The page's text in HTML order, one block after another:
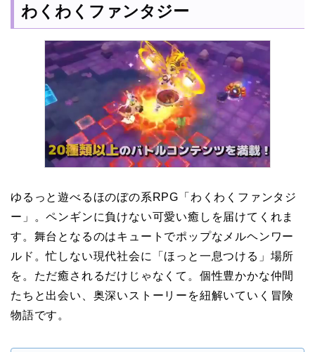
わくわくファンタジー
ゆるっと遊べるほのぼの系RPG「わくわくファンタジ
ー」。ペンギンに負けない可愛い癒しを届けてくれま
す。舞台となるのはキュートでポップなメルヘンワー
ルド。忙しない現代社会に「ほっと一息つける」場所
を。ただ癒されるだけじゃなくて。個性豊かかな仲間
たちと出会い、奥深いストーリーを紐解いていく冒険
物語です。